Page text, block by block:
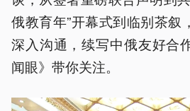
俄教育年”开幕式到临别茶叙
深入沟通，续写中俄友好合
闻眼》带你关注。